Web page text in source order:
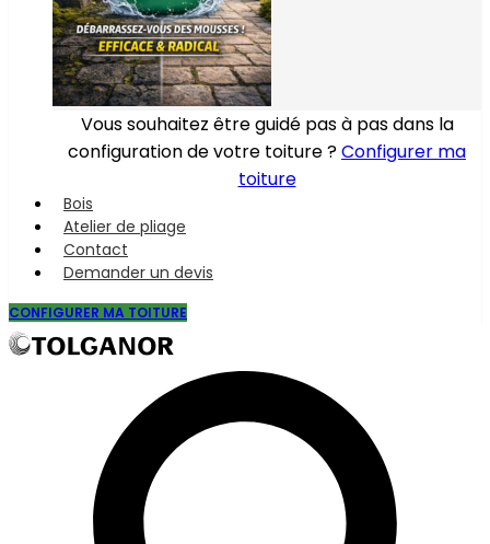
Vous souhaitez être guidé pas à pas dans la
configuration de votre toiture ?Configurer ma
toiture
Bois
Atelier de pliage
Contact
Demander un devis
CONFIGURER MA TOITURE